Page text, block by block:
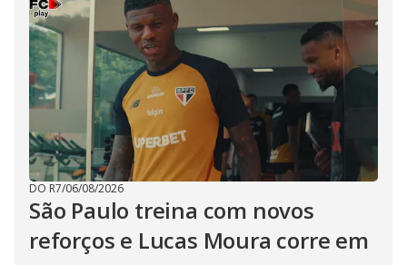
DO R7/06/08/2026
São Paulo treina com novos
reforços e Lucas Moura corre em